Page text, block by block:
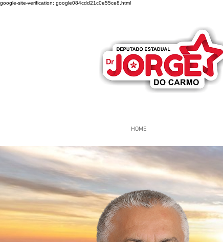
google-site-verification: google084cdd21c0e55ce8.html
HOME
Página Inicial